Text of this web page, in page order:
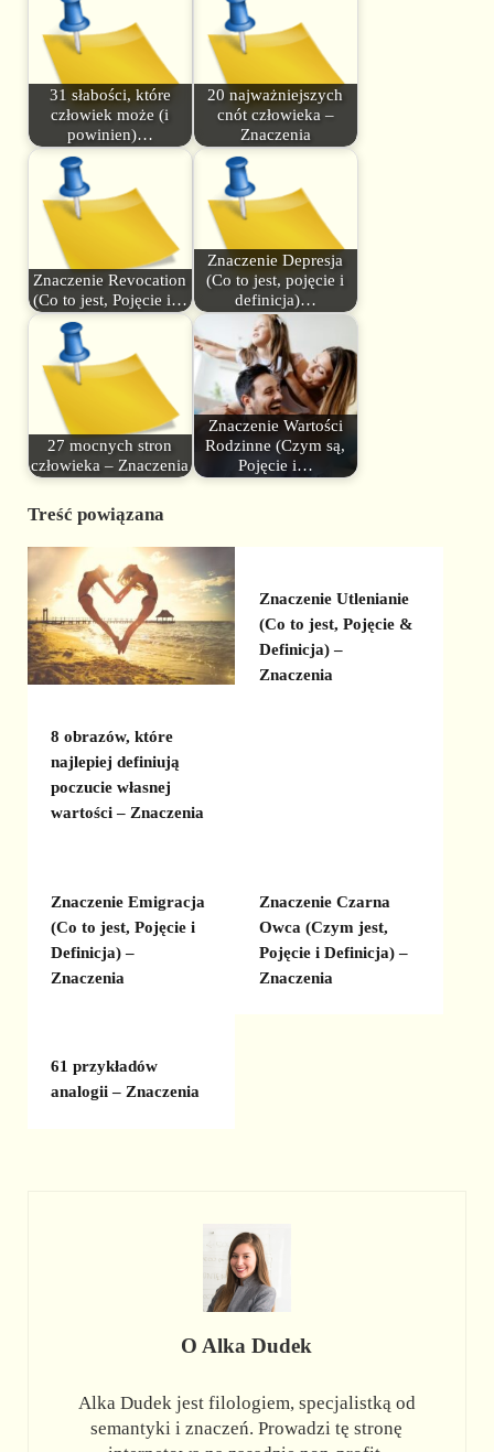
31 słabości, które
człowiek może (i
powinien)…
20 najważniejszych
cnót człowieka –
Znaczenia
Znaczenie Revocation
(Co to jest, Pojęcie i…
Znaczenie Depresja
(Co to jest, pojęcie i
definicja)…
27 mocnych stron
człowieka – Znaczenia
Znaczenie Wartości
Rodzinne (Czym są,
Pojęcie i…
Treść powiązana
8 obrazów, które
najlepiej definiują
poczucie własnej
wartości – Znaczenia
Znaczenie Utlenianie
(Co to jest, Pojęcie &
Definicja) –
Znaczenia
Znaczenie Emigracja
(Co to jest, Pojęcie i
Definicja) –
Znaczenia
Znaczenie Czarna
Owca (Czym jest,
Pojęcie i Definicja) –
Znaczenia
61 przykładów
analogii – Znaczenia
O Alka Dudek
Alka Dudek jest filologiem, specjalistką od
semantyki i znaczeń. Prowadzi tę stronę